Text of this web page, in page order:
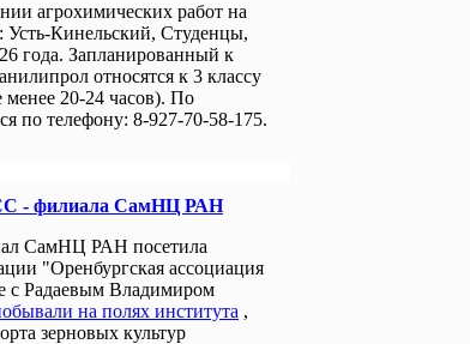
агрохимических работ на
Усть-Кинельский, Студенцы,
года. Запланированный к
относятся к 3 классу
менее 20-24 часов). По
по телефону: 8-927-70-58-175.
- филиала СамНЦ РАН
СамНЦ РАН посетила
"Оренбургская ассоциация
с Радаевым Владимиром
на полях института ,
зерновых культур